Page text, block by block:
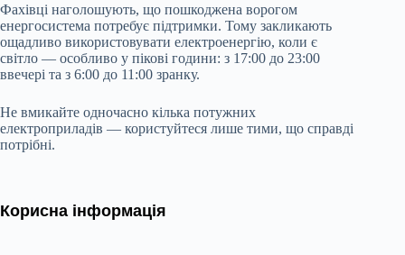
Фахівці наголошують, що пошкоджена ворогом
енергосистема потребує підтримки. Тому закликають
ощадливо використовувати електроенергію, коли є
світло — особливо у пікові години: з 17:00 до 23:00
ввечері та з 6:00 до 11:00 зранку.
Не вмикайте одночасно кілька потужних
електроприладів — користуйтеся лише тими, що справді
потрібні.
Корисна інформація